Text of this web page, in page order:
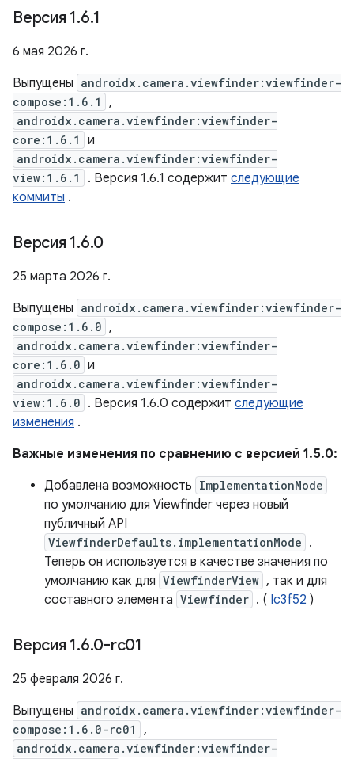
Версия 1.6.1
6 мая 2026 г.
Выпущены androidx.camera.viewfinder:viewfinder-
compose:1.6.1
,
androidx.camera.viewfinder:viewfinder-
core:1.6.1
и
androidx.camera.viewfinder:viewfinder-
view:1.6.1
. Версия 1.6.1 содержит следующие
коммиты .
Версия 1.6.0
25 марта 2026 г.
Выпущены androidx.camera.viewfinder:viewfinder-
compose:1.6.0 ,
androidx.camera.viewfinder:viewfinder-
core:1.6.0 и
androidx.camera.viewfinder:viewfinder-
view:1.6.0 . Версия 1.6.0 содержит следующие
изменения .
Важные изменения по сравнению с версией 1.5.0:
Добавлена ​​возможность ImplementationMode
по умолчанию для Viewfinder через новый
публичный API
ViewfinderDefaults.implementationMode .
Теперь он используется в качестве значения по
умолчанию как для ViewfinderView , так и для
составного элемента Viewfinder . ( Ic3f52 )
Версия 1.6.0-rc01
25 февраля 2026 г.
Выпущены androidx.camera.viewfinder:viewfinder-
compose:1.6.0-rc01
,
androidx.camera.viewfinder:viewfinder-